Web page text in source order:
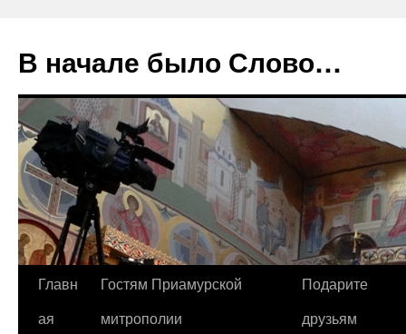
В начале было Слово…
Перейти
Главн
ая
Гостям Приамурской
митрополии
Подарите
друзьям